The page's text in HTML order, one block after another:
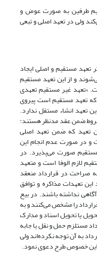
طرفین به صورت عوض و
ولی در تعهد اصلی و تبعی
مستقیم و اصلی ایجاد
و از این تعهد مستقیم
«تعهد غیر مستقیم تعهدی
تعهد مستقیم است پیروی
لنگرودی، 13۶۲، ۸۲). این تعهد انشاء مستقل ندارد.
ضمن عقد مدنظر هستند:
تعهد که ضمن تعهد اصلی
و در صورت عدم انجام این
صورت می‌پذیرد. در
لازم الوفا است و متعهد
صراحت در قرارداد منعقد
تعهدات مذاکره و توافق
نداشته باشند. در بیع
را مشخص می‌‌کنند و به
یا تحویل اسناد و مدارک
مستلزم حمل و نقل یا جابه
به آن توجه نکرده‌اند ولی
این خصوص طرح دعوی نمود.